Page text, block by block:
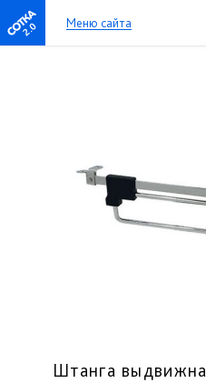
2.0 Меню сайта
Штанга